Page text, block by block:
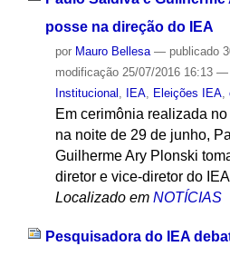
posse na direção do IEA
por Mauro Bellesa — publicado
modificação25/07/2016 16:13 —
Institucional , IEA, Eleições IEA,
Em cerimônia realizada
na noite de 29 de junho,
Guilherme Ary Plonski
diretor e vice-diretor do
Localizado em NOTÍCIAS
Pesquisadora do IEA